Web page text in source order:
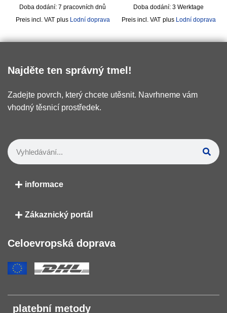
Doba dodání: 7 pracovních dnů
incl. VAT plus Lodní doprava
Doba dodání: 3 Werktage
incl. VAT plus Lodní doprava
Najděte ten správný tmel!
Zadejte povrch, který chcete utěsnit. Navrhneme vám
vhodný těsnicí prostředek.
informace
Zákaznický portál
Celoevropská doprava
platební metody